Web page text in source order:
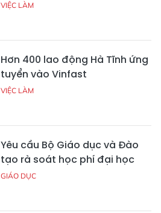
VIỆC LÀM
Hơn 400 lao động Hà Tĩnh ứng
tuyển vào Vinfast
VIỆC LÀM
Yêu cầu Bộ Giáo dục và Đào
tạo rà soát học phí đại học
GIÁO DỤC